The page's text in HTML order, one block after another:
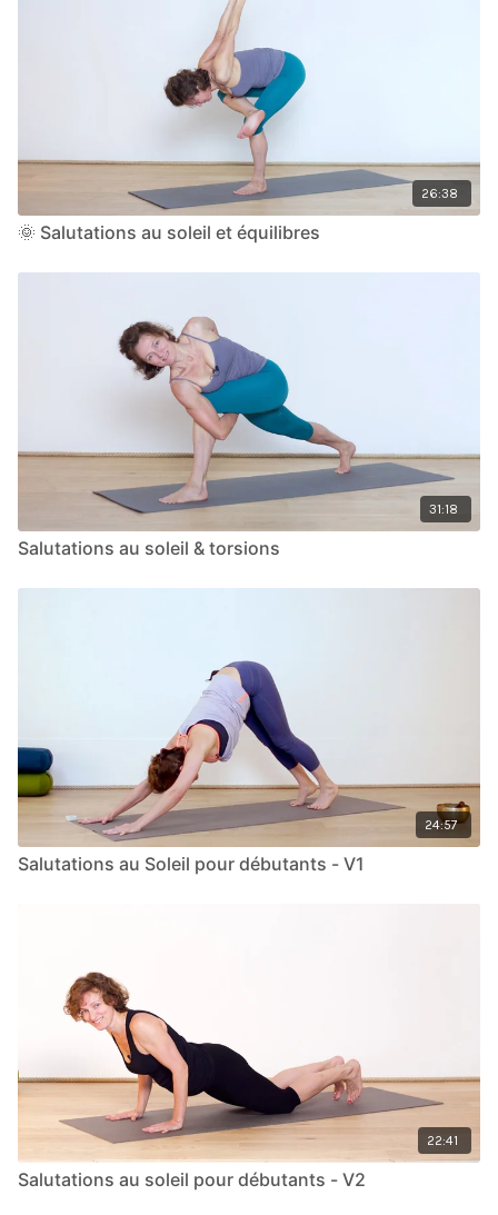
26:38
🌞 Salutations au soleil et équilibres
31:18
Salutations au soleil & torsions
24:57
Salutations au Soleil pour débutants - V1
22:41
Salutations au soleil pour débutants - V2